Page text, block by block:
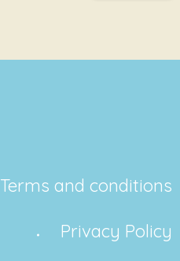
Terms and conditions
Privacy Policy